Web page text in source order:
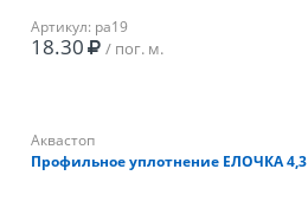
Артикул: pa19
18.30 / пог. м.
Аквастоп
Профильное уплотнение ЕЛОЧКА 4,3